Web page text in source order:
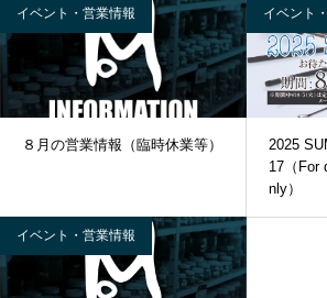
イベント・営業情報
８月の営業情報（臨時休業等）
イベント
2025
17（For
nly）
イベント・営業情報